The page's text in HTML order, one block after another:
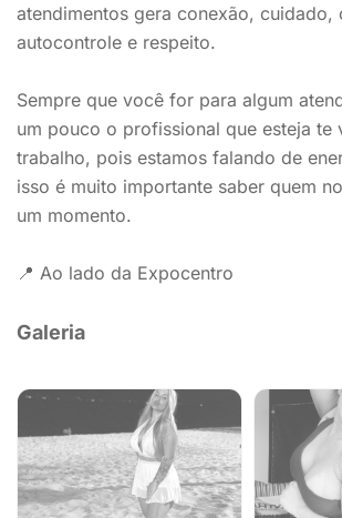
atendimentos gera conexão, cuidado,
autocontrole e respeito.
Sempre que você for para algum
um pouco o profissional que esteja te
trabalho, pois estamos falando de
isso é muito importante saber quem
um momento.
📍 Ao lado da Expocentro
Galeria